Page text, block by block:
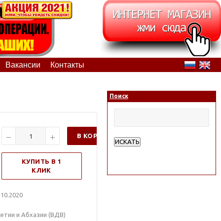
Вакансии Контакты
В КОРЗИНУ
КУПИТЬ В 1
КЛИК
и Абхазии (ВДВ)
Поиск
ИСКАТЬ